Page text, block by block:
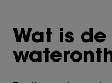
Wat is